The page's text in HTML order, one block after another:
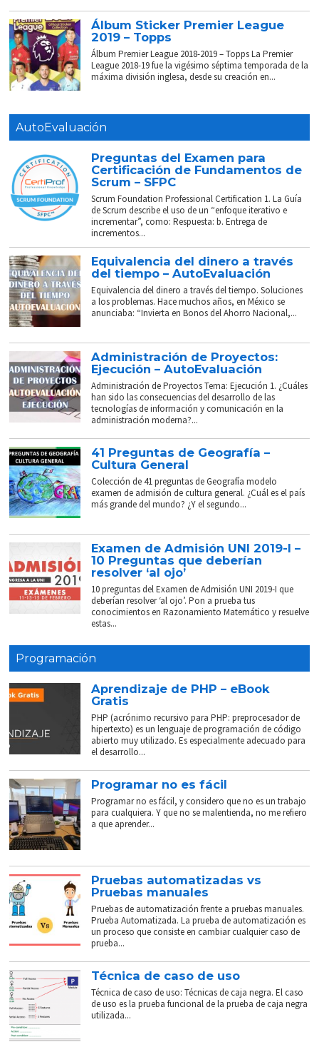
Álbum Sticker Premier League
2019 – Topps
Álbum Premier League 2018-2019 – Topps La Premier
League 2018-19 fue la vigésimo séptima temporada de la
máxima división inglesa, desde su creación en...
AutoEvaluación
Preguntas del Examen para
Certificación de Fundamentos de
Scrum – SFPC
Scrum Foundation Professional Certification 1. La Guía
de Scrum describe el uso de un “enfoque iterativo e
incrementar”, como: Respuesta: b. Entrega de
incrementos...
Equivalencia del dinero a través
del tiempo – AutoEvaluación
Equivalencia del dinero a través del tiempo. Soluciones
a los problemas. Hace muchos años, en México se
anunciaba: “Invierta en Bonos del Ahorro Nacional,...
Administración de Proyectos:
Ejecución – AutoEvaluación
Administración de Proyectos Tema: Ejecución 1. ¿Cuáles
han sido las consecuencias del desarrollo de las
tecnologías de información y comunicación en la
administración moderna?...
41 Preguntas de Geografía –
Cultura General
Colección de 41 preguntas de Geografía modelo
examen de admisión de cultura general. ¿Cuál es el país
más grande del mundo? ¿Y el segundo...
Examen de Admisión UNI 2019-I –
10 Preguntas que deberían
resolver ‘al ojo’
10 preguntas del Examen de Admisión UNI 2019-I que
deberían resolver ‘al ojo’. Pon a prueba tus
conocimientos en Razonamiento Matemático y resuelve
estas...
Programación
Aprendizaje de PHP – eBook
Gratis
PHP (acrónimo recursivo para PHP: preprocesador de
hipertexto) es un lenguaje de programación de código
abierto muy utilizado. Es especialmente adecuado para
el desarrollo...
Programar no es fácil
Programar no es fácil, y considero que no es un trabajo
para cualquiera. Y que no se malentienda, no me refiero
a que aprender...
Pruebas automatizadas vs
Pruebas manuales
Pruebas de automatización frente a pruebas manuales.
Prueba Automatizada. La prueba de automatización es
un proceso que consiste en cambiar cualquier caso de
prueba...
Técnica de caso de uso
Técnica de caso de uso: Técnicas de caja negra. El caso
de uso es la prueba funcional de la prueba de caja negra
utilizada...